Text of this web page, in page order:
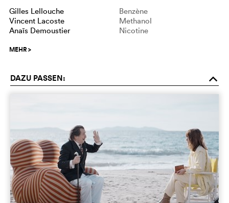
Gilles Lellouche
Benzène
Vincent Lacoste
Methanol
Anaïs Demoustier
Nicotine
MEHR>
DAZU PASSEN: o